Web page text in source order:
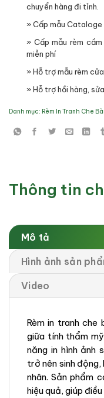
chuyển hàng đi tỉnh.
» Cấp mẫu Cataloge
» Cấp mẫu rèm
miễn phí
» Hỗ trợ mẫu rèm
» Hỗ trợ hồi hàng,
Danh mục: Rèm In Tranh Che
Thông tin
Mô tả
Hình ảnh sản
Video
Rèm in tranh che
giữa tính thẩm
năng in hình ảnh
trở nên sinh
nhân. Sản phẩm
hiệu quả, giúp